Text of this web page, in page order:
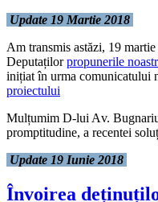
Update 19 Martie 2018
Am transmis astăzi, 19
Deputațilorpropunerile
inițiat în urma comunicatului
proiectului
Mulțumim D-lui Av.
promptitudine, a recentei
Update 19 Iunie 2018
Învoirea